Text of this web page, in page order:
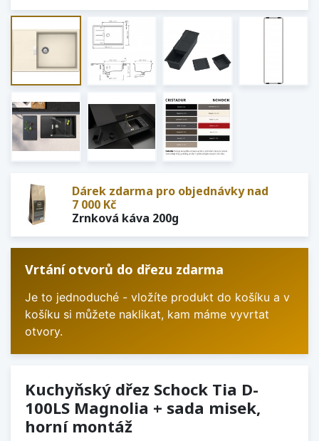
Dárek zdarma pro objednávky nad
7 000 Kč
Zrnková káva 200g
Vrtání otvorů do dřezu zdarma
Je to jednoduché - vložíte produkt do košíku a v
košíku si můžete naklikat, kam máme vyvrtat
otvory.
Kuchyňský dřez Schock Tia D-
100LS Magnolia + sada misek,
horní montáž